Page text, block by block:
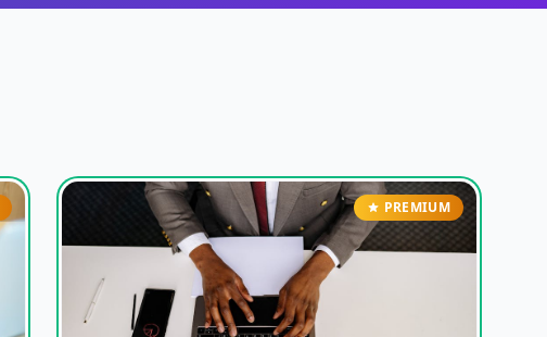
PREMIUM